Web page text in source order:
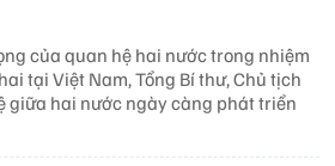
của quan hệ hai nước trong nhiệm
tại Việt Nam, Tổng Bí thư, Chủ tịch
giữa hai nước ngày càng phát triển